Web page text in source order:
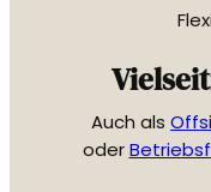
Auch als
oder